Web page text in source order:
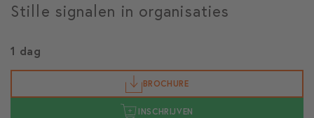
Stille signalen in organisaties
1 dag
BROCHURE
INSCHRIJVEN